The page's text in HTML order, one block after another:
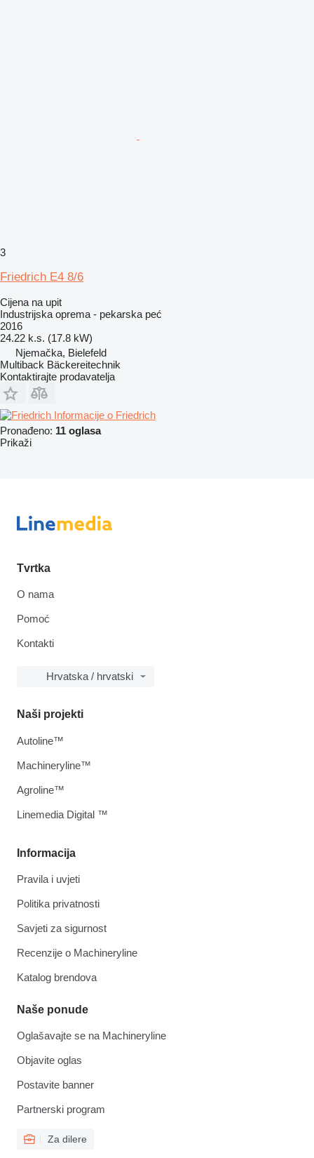
3
Friedrich E4 8/6
Cijena na upit
Industrijska oprema - pekarska peć
2016
24.22 k.s. (17.8 kW)
Njemačka, Bielefeld
Multiback Bäckereitechnik
Kontaktirajte prodavatelja
Informacije o Friedrich
Pronađeno: 11 oglasa
Prikaži
Tvrtka
O nama
Pomoć
Kontakti
Hrvatska / hrvatski
Informacija
Pravila i uvjeti
Politika privatnosti
Savjeti za sigurnost
Recenzije o Machineryline
Katalog brendova
Naše ponude
Oglašavajte se na Machineryline
Objavite oglas
Postavite banner
Partnerski program
Za dilere
Naši projekti
Autoline™
Machineryline™
Agroline™
Linemedia Digital ™